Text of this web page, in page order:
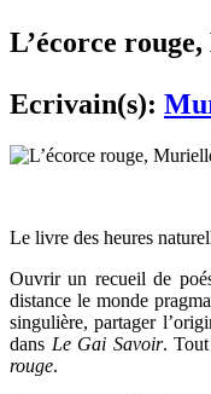
L’écorce
Ecrivain(s):
Le livre des heures
Ouvrir un recueil de
distance le monde
singulière, partager
dans Le Gai Savoir. Tout
rouge.